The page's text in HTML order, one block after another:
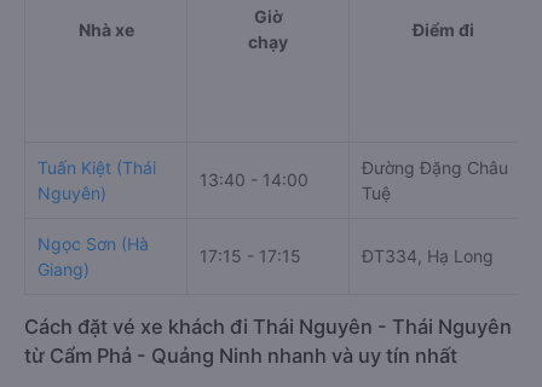
Nhà xe
Giờ
chạy
Điểm đi
Tuấn Kiệt (Thái
Nguyên)
13:40 - 14:00
Đường Đặng Châu
Tuệ
Ngọc Sơn (Hà
Giang)
17:15 - 17:15 ĐT334, Hạ Long
Cách đặt vé xe khách đi Thái Nguyên - Thái Nguyên
từ Cẩm Phả - Quảng Ninh nhanh và uy tín nhất